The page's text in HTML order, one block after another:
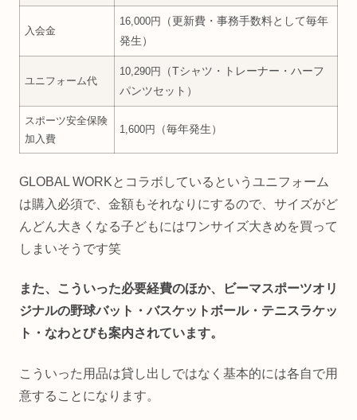
入会金
16,000円
（更新費・事務手数料として毎年
発生）
ユニフォーム代
10,290円
（Tシャツ・トレーナー・ハーフ
パンツセット）
スポーツ安全保険
加入費
1,600円 （毎年発生）
GLOBAL WORKとコラボしているというユニフォーム
は購入必須で、金額もそれなりにするので、サイズがど
んどん大きくなる子どもにはワンサイズ大きめを買って
しまいそうです笑
また、こういった必要経費のほか、ビーマスポーツオリ
ジナルの野球バット・バスケットボール・テニスラケッ
ト・なわとびも案内されています。
こういった用品は貸し出しではなく基本的には各自で用
意することになります。